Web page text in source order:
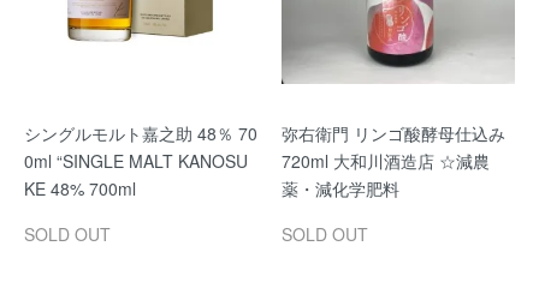
シングルモルト嘉之助 48％ 70
0ml “SINGLE MALT KANOSU
KE 48% 700ml
SOLD OUT
弥右衛門 リンゴ酸酵母仕込み
720ml 大和川酒造店 ☆減農
薬・減化学肥料
SOLD OUT